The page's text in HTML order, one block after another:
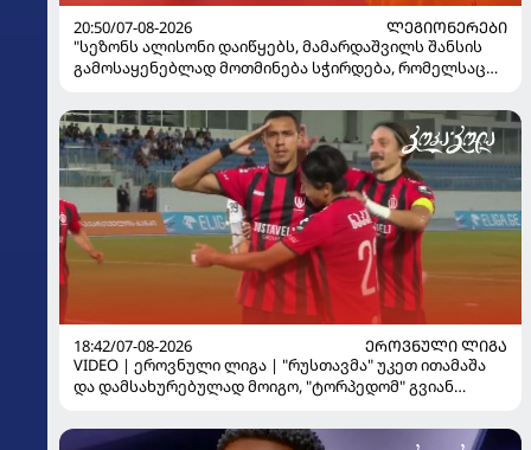
20:50/07-08-2026
ᲚᲔᲒᲘᲝᲜᲔᲠᲔᲑᲘ
"სეზონს ალისონი დაიწყებს, მამარდაშვილს შანსის
გამოსაყენებლად მოთმინება სჭირდება, რომელსაც
ყოფილმა მეკარემ
18:42/07-08-2026
ᲔᲠᲝᲕᲜᲣᲚᲘ ᲚᲘᲒᲐ
VIDEO | ეროვნული ლიგა | "რუსთავმა" უკეთ ითამაშა
და დამსახურებულად მოიგო, "ტორპედომ" გვიან